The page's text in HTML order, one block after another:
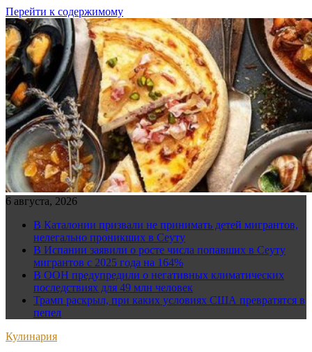
Перейти к содержимому
6 августа, 2026
В Каталонии призвали не принимать детей мигрантов,
нелегально проникших в Сеуту
В Испании заявили о росте числа попавших в Сеуту
мигрантов с 2025 года на 164%
В ООН предупредили о негативных климатических
последствиях для 49 млн человек
Трамп раскрыл, при каких условиях США превратятся в
пепел
Кулинария